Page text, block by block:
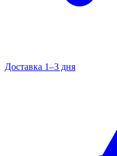
Доставка 1–3 дня